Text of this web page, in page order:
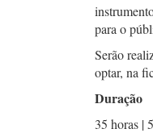
para o
Serão
optar, na
Duração
35 horas |